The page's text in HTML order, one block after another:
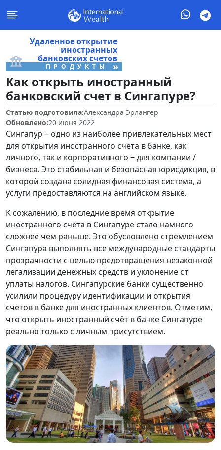
Удаленное открытие
иностранных
банковских счетов
ПРОДУКТЫ »
Как открыть иностранный
банковский счет в Сингапуре?
Статью подготовила:Александра Эрлангер
Обновлено:20 июня 2022
Сингапур ‒ одно из наиболее привлекательных мест
для открытия иностранного счёта в банке, как
личного, так и корпоративного ‒ для компании /
бизнеса. Это стабильная и безопасная юрисдикция, в
которой создана солидная финансовая система, а
услуги предоставляются на английском языке.
К сожалению, в последние время открытие
иностранного счёта в Сингапуре стало намного
сложнее чем раньше. Это обусловлено стремлением
Сингапура выполнять все международные стандарты
прозрачности с целью предотвращения незаконной
легализации денежных средств и уклонение от
уплаты налогов. Сингапурские банки существенно
усилили процедуру идентификации и открытия
счетов в банке для иностранных клиентов. Отметим,
что открыть иностранный счёт в банке Сингапуре
реально только с личным присутствием.